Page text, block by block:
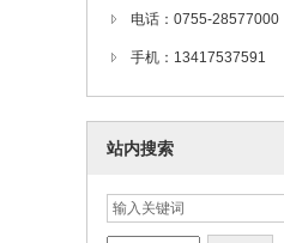
电话：0755-28577000
手机：13417537591
站内搜索